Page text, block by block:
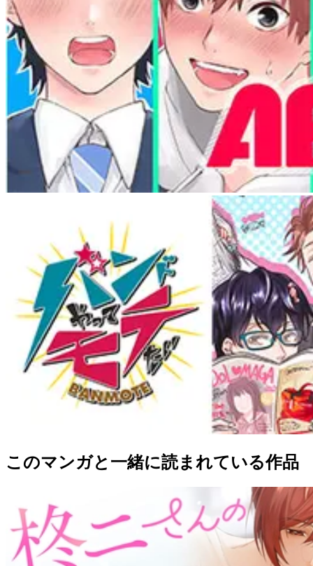
このマンガと一緒に読まれている作品